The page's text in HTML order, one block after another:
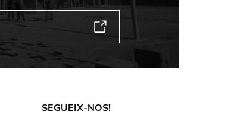
SEGUEIX-NOS!